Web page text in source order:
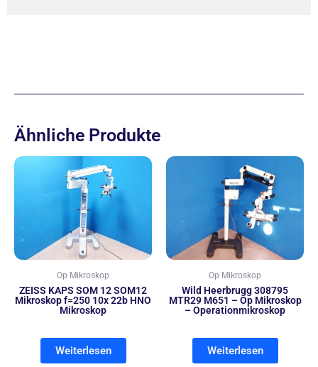
Ähnliche Produkte
Op Mikroskop
ZEISS KAPS SOM 12 SOM12
Mikroskop f=250 10x 22b HNO
Mikroskop
Weiterlesen
Op Mikroskop
Wild Heerbrugg 308795
MTR29 M651 – Op Mikroskop
– Operationmikroskop
Weiterlesen